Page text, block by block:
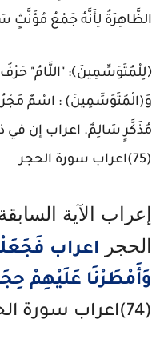
الظَّاهِرَةُ لِأَنَّهُ جَمْعُ مُؤَنَّثٍ
﴿لِلْمُتَوَسِّمِينَ﴾: "اللَّامُ"
وَ(الْمُتَوَسِّمِينَ) : اسْمٌ
مُذَكَّرٍ سَالِمٌ. اعراب إن في
(75)اعراب سورة الحجر
إعراب الآية
الحجر
اعراب
وَأَمْطَرْنَا عَلَيْهِمْ
(74)اعراب سورة الحجر